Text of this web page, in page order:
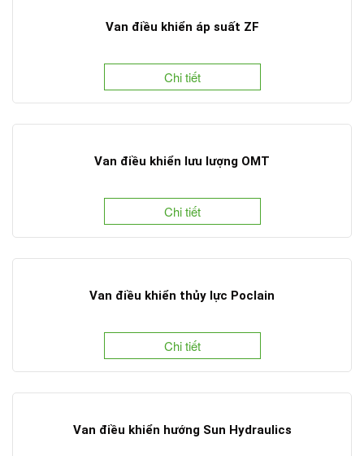
Van điều khiển áp suất ZF
Chi tiết
Van điều khiển lưu lượng OMT
Chi tiết
Van điều khiển thủy lực Poclain
Chi tiết
Van điều khiển hướng Sun Hydraulics